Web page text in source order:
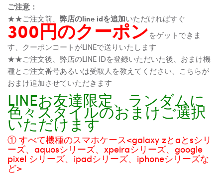
ご注意：
★★ご注文前、 弊店のline idを追加いただければすぐ
300円のクーポンをゲットできま
す、クーポンコートがLINEで送りいたします
★★ご注文後、弊店のLINE IDを登録いただいた後、おまけ機
種とご注文番号あるいは受取人を教えてください、こちらが
おまけ追加させていただきます
LINEお友達限定、ランダムに
色々スタイルのおまけご選択
いただけます
① すべて機種のスマホケース<galaxy zとaとsシリ
ーズ、aquosシリーズ、xpeiraシリーズ、google
pixel シリーズ、ipadシリーズ、iphoneシリーズな
ど>